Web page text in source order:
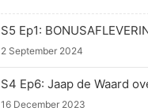
2 September 2024
16 December 2023